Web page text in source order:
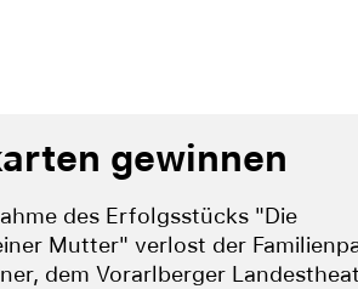
gewinnen
des Erfolgsstücks "Die
Mutter" verlost der
dem Vorarlberger